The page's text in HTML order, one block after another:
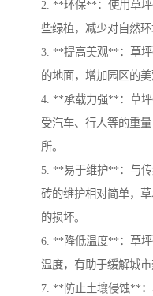
2. **环保**：使用草
些绿植，减少对自然环
3. **提高美观**：草
的地面，增加园区的
4. **承载力强**：草
受汽车、行人等的重
所。
5. **易于维护**：与
砖的维护相对简单，
的损坏。
6. **降低温度**：草
温度，有助于缓解城市
7. **防止土壤侵蚀**